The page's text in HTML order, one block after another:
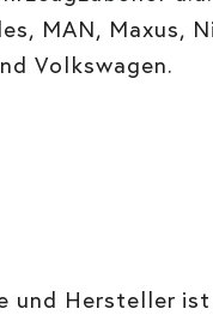
MAN, Maxus,
Volkswagen.
und Hersteller